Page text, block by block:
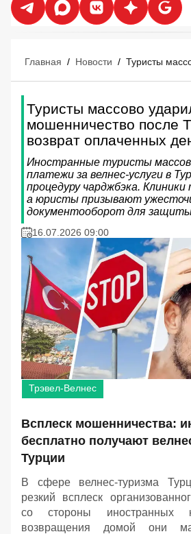
Главная / Новости /
Туристы массово
мошенничество после
возврат оплаченных
Иностранные туристы
платежи за велнес-услуги в
процедуру чарджбэка.
а юристы призывают
документооборот для защиты
16.07.2026 09:00
Трэвел-Велнес
Всплеск мошенничества:
бесплатно получают
Турции
В сфере велнес-туризма
резкий всплеск
со стороны иностранных
возвращения домой они